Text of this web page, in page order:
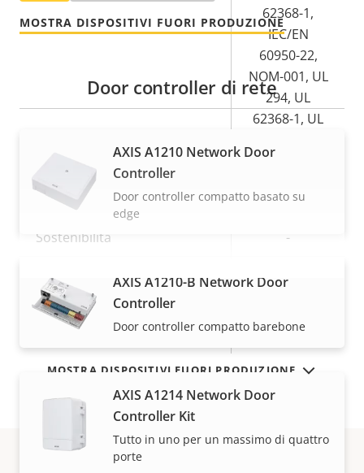
62368-1,
IEC/EN
60950-22,
NOM-001, UL
294, UL
62368-1, UL
Simboli sull'etichetta del
prodotto
Sostenibilità -
Temperatura di esercizio -40 to 65 °C
Pronta per l'utilizzo in
ambienti esterni
Sì
MOSTRA DISPOSITIVI FUORI PRODUZIONE
VISUALIZZA DI PIÙ
Door controller di rete
AXIS A1210 Network Door
Controller
Door controller compatto basato su
edge
AXIS A1210-B Network Door
Controller
Door controller compatto barebone
AXIS A1214 Network Door
Controller Kit
Tutto in uno per un massimo di quattro
porte
MOSTRA DISPOSITIVI FUORI PRODUZIONE